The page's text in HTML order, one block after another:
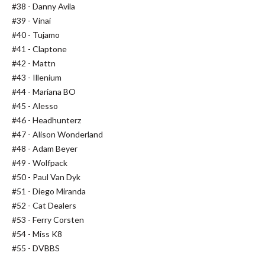
#38 - Danny Avila
#39 - Vinai
#40 - Tujamo
#41 - Claptone
#42 - Mattn
#43 - Illenium
#44 - Mariana BO
#45 - Alesso
#46 - Headhunterz
#47 - Alison Wonderland
#48 - Adam Beyer
#49 - Wolfpack
#50 - Paul Van Dyk
#51 - Diego Miranda
#52 - Cat Dealers
#53 - Ferry Corsten
#54 - Miss K8
#55 - DVBBS